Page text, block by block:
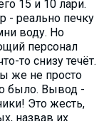
15 и 10 лари.
- реально печку
воду. Но
персонал
то снизу течёт.
же не просто
было. Вывод -
Это жесть,
назвав их